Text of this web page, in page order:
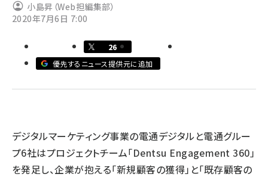
セミナー (2303)
meo (1275)
小島昇（Web担編集部）
2020年7月6日 7:00
26
優先するニュース提供元に追加
デジタルマーケティング事業の電通デジタルと電通グルー
プ6社はプロジェクトチーム「Dentsu Engagement 360」
を発足し、企業が抱える「新規顧客の獲得」と「既存顧客の